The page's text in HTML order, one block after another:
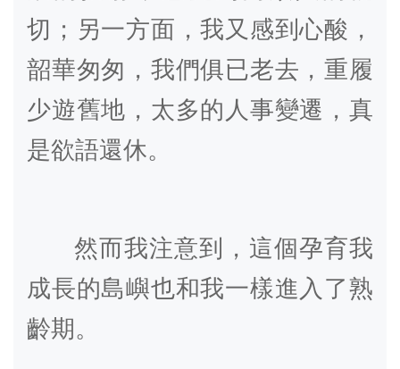
切；另一方面，我又感到心酸，
韶華匆匆，我們俱已老去，重履
少遊舊地，太多的人事變遷，真
是欲語還休。
然而我注意到，這個孕育我
成長的島嶼也和我一樣進入了熟
齡期。